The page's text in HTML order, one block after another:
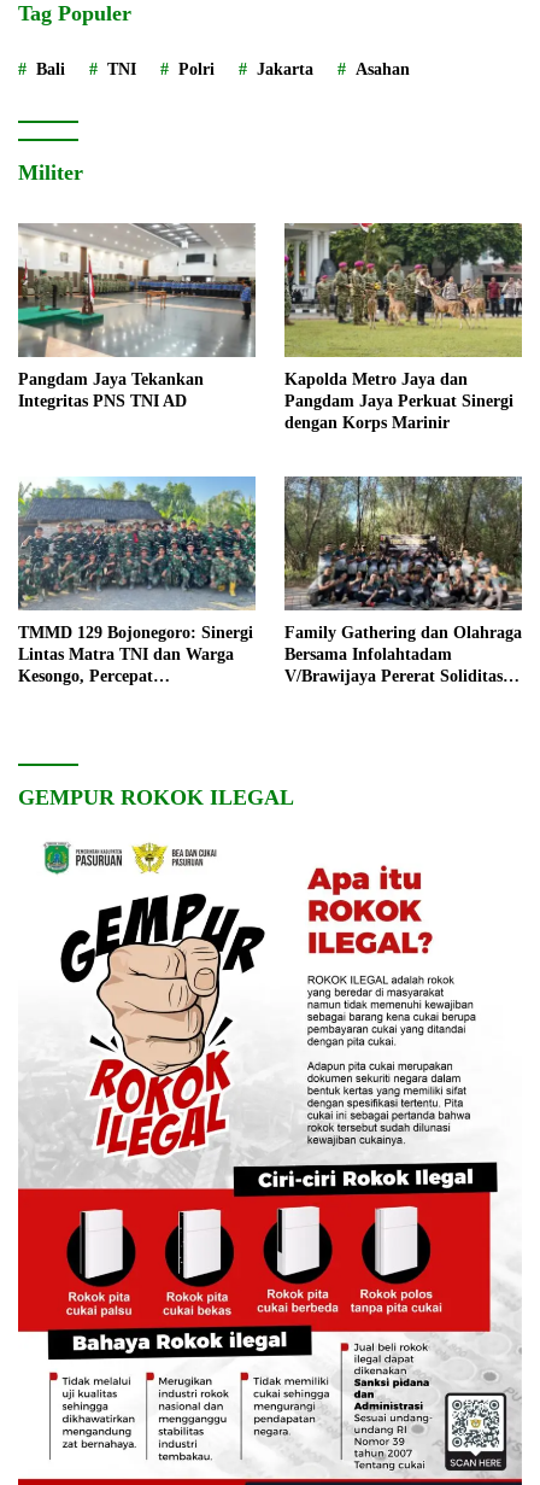
Tag Populer
Bali TNI Polri Jakarta Asahan
Militer
Pangdam Jaya Tekankan
Integritas PNS TNI AD
Kapolda Metro Jaya dan
Pangdam Jaya Perkuat Sinergi
dengan Korps Marinir
TMMD 129 Bojonegoro: Sinergi
Lintas Matra TNI dan Warga
Kesongo, Percepat
Family Gathering dan Olahraga
Bersama Infolahtadam
V/Brawijaya Pererat Soliditas
GEMPUR ROKOK ILEGAL